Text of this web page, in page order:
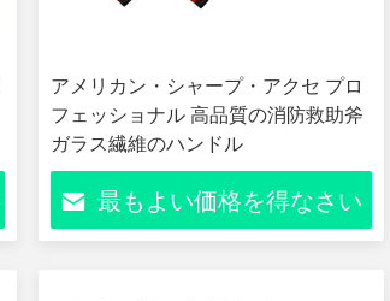
アメリカン・シャープ・アクセ プロ
フェッショナル 高品質の消防救助斧
ガラス繊維のハンドル
最もよい価格を得なさい